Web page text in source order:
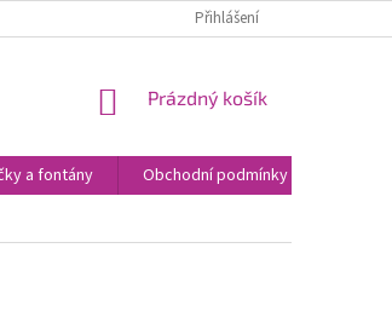
Přihlášení
NÁKUPNÍ
Prázdný košík
a fontány Obchodní podmínky